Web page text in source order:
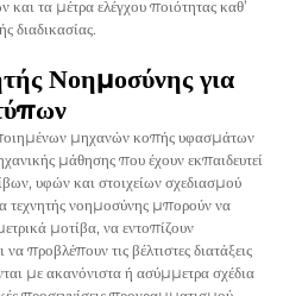
τα μέτρα ελέγχου ποιότητας καθ’
διαδικασίας.
Νοημοσύνης για
μηχανών κοπής υφασμάτων
μάθησης που έχουν εκπαιδευτεί
υφών και στοιχείων σχεδιασμού
νοημοσύνης μπορούν να
μοτίβα, να εντοπίζουν
προβλέπουν τις βέλτιστες διατάξεις
με ακανόνιστα ή ασύμμετρα σχέδια